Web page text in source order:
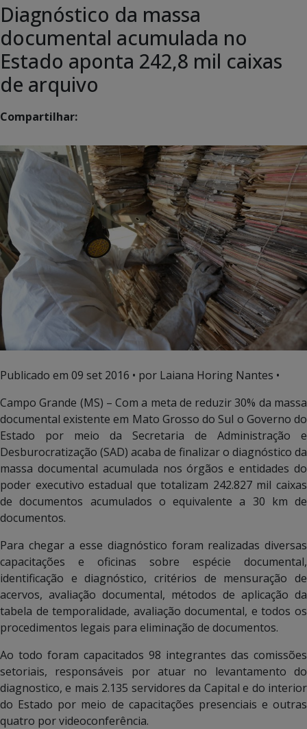
Diagnóstico da massa
documental acumulada no
Estado aponta 242,8 mil caixas
de arquivo
Compartilhar:
Publicado em 09 set 2016 • por Laiana Horing Nantes •
Campo Grande (MS) – Com a meta de reduzir 30% da massa
documental existente em Mato Grosso do Sul o Governo do
Estado por meio da Secretaria de Administração e
Desburocratização (SAD) acaba de finalizar o diagnóstico da
massa documental acumulada nos órgãos e entidades do
poder executivo estadual que totalizam 242.827 mil caixas
de documentos acumulados o equivalente a 30 km de
documentos.
Para chegar a esse diagnóstico foram realizadas diversas
capacitações e oficinas sobre espécie documental,
identificação e diagnóstico, critérios de mensuração de
acervos, avaliação documental, métodos de aplicação da
tabela de temporalidade, avaliação documental, e todos os
procedimentos legais para eliminação de documentos.
Ao todo foram capacitados 98 integrantes das comissões
setoriais, responsáveis por atuar no levantamento do
diagnostico, e mais 2.135 servidores da Capital e do interior
do Estado por meio de capacitações presenciais e outras
quatro por videoconferência.